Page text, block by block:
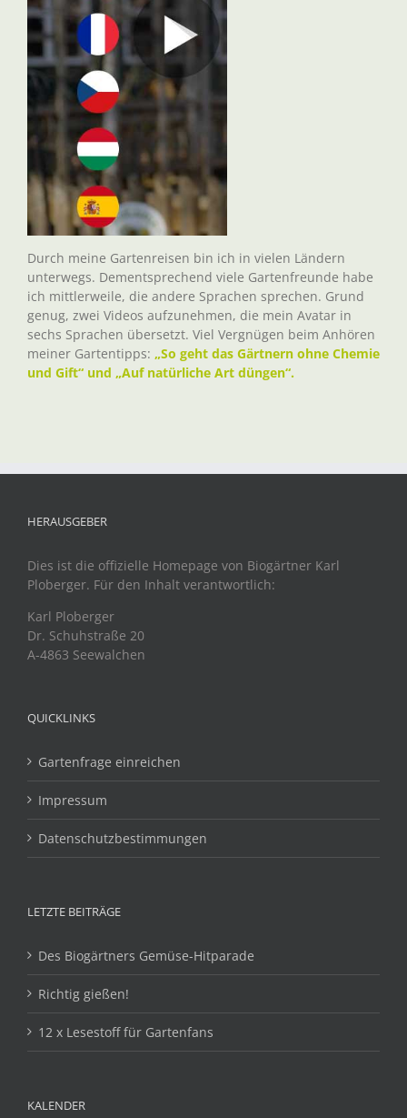
Durch meine Gartenreisen bin ich in vielen Ländern
unterwegs. Dementsprechend viele Gartenfreunde habe
ich mittlerweile, die andere Sprachen sprechen. Grund
genug, zwei Videos aufzunehmen, die mein Avatar in
sechs Sprachen übersetzt. Viel Vergnügen beim Anhören
meiner Gartentipps: „So geht das Gärtnern ohne Chemie
und Gift“ und „Auf natürliche Art düngen“.
HERAUSGEBER
Dies ist die offizielle Homepage von Biogärtner Karl
Ploberger. Für den Inhalt verantwortlich:
Karl Ploberger
Dr. Schuhstraße 20
A-4863 Seewalchen
QUICKLINKS
Gartenfrage einreichen
Impressum
Datenschutzbestimmungen
LETZTE BEITRÄGE
Des Biogärtners Gemüse-Hitparade
Richtig gießen!
12 x Lesestoff für Gartenfans
KALENDER